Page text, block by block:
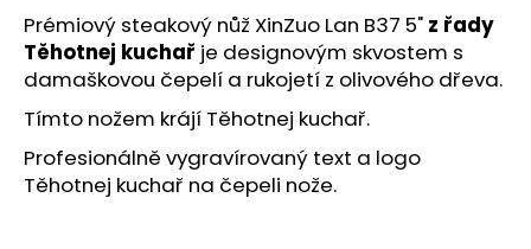
Prémiový steakový nůž XinZuo Lan B37 5" z řady
Těhotnej kuchař je designovým skvostem s
damaškovou čepelí a rukojetí z olivového dřeva.
Tímto nožem krájí Těhotnej kuchař.
Profesionálně vygravírovaný text a logo
Těhotnej kuchař na čepeli nože.
D
o
p
o
r
u
č